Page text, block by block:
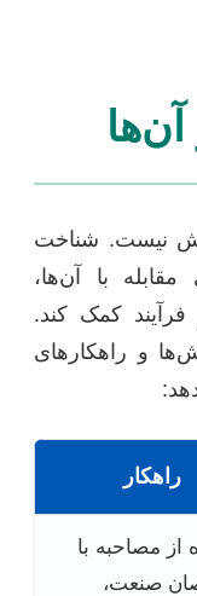
نیست. شناخت
با آن‌ها،
کمک کند.
و راهکارهای
راهکار
از مصاحبه با
صنعت،